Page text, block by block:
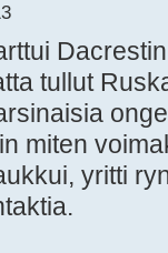
tullut
miten
yritti